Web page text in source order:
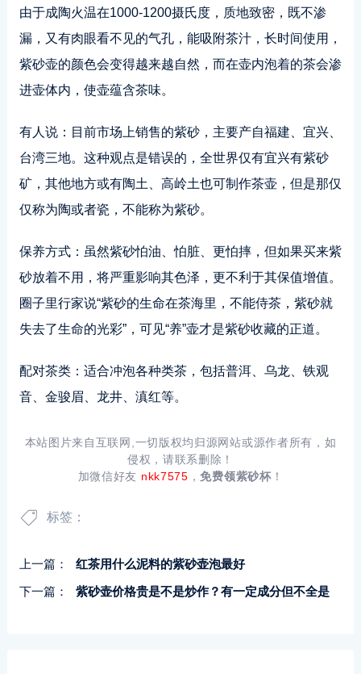
由于成陶火温在1000-1200摄氏度，质地致密，既不渗
漏，又有肉眼看不见的气孔，能吸附茶汁，长时间使用，
紫砂壶的颜色会变得越来越自然，而在壶内泡着的茶会渗
进壶体内，使壶蕴含茶味。
有人说：目前市场上销售的紫砂，主要产自福建、宜兴、
台湾三地。这种观点是错误的，全世界仅有宜兴有紫砂
矿，其他地方或有陶土、高岭土也可制作茶壶，但是那仅
仅称为陶或者瓷，不能称为紫砂。
保养方式：虽然紫砂怕油、怕脏、更怕摔，但如果买来紫
砂放着不用，将严重影响其色泽，更不利于其保值增值。
圈子里行家说“紫砂的生命在茶海里，不能侍茶，紫砂就
失去了生命的光彩”，可见“养”壶才是紫砂收藏的正道。
配对茶类：适合冲泡各种类茶，包括普洱、乌龙、铁观
音、金骏眉、龙井、滇红等。
本站图片来自互联网,一切版权均归源网站或源作者所有，如
侵权，请联系删除！
加微信好友 nkk7575 ，免费领紫砂杯！
标签：
上一篇：
红茶用什么泥料的紫砂壶泡最好
下一篇：
紫砂壶价格贵是不是炒作？有一定成分但不全是